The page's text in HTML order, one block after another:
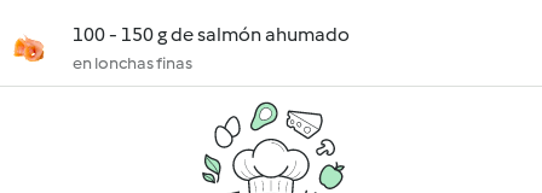
100 - 150 g de salmón ahumado
en lonchas finas